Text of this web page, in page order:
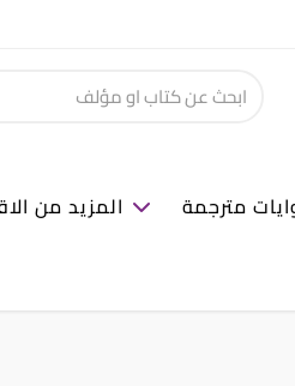
مترجمة